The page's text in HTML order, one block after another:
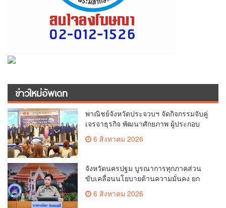
ข่าวใหม่อัพเดท
พาณิชย์จังหวัดประจวบฯ จัดกิจกรรมจับคู่
เจรจาธุรกิจ พัฒนาศักยภาพ ผู้ประกอบ
การ ขยายช่องทางการค้า สู่การค้า
ระหว่างประเทศ
6 สิงหาคม 2026
จังหวัดนครปฐม บูรณาการทุกภาคส่วน
ขับเคลื่อนนโยบายด้านความมั่นคง ยก
เทคโนโลยี
6 สิงหาคม 2026